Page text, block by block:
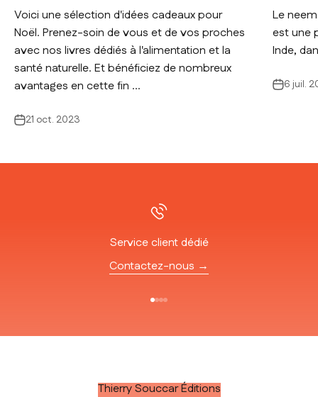
Voici une sélection d'idées cadeaux pour
Noël. Prenez-soin de vous et de vos proches
avec nos livres dédiés à l'alimentation et la
santé naturelle. Et bénéficiez de nombreux
avantages en cette fin ...
21 oct. 2023
Le
est une
Inde,
6 juil.
Service client dédié
Contactez-nous →
Thierry Souccar Éditions